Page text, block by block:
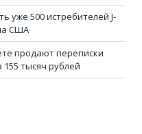
уже 500 истребителей J-
США
продают переписки
тысяч рублей